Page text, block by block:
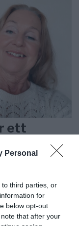
Personal
third parties, or
for
below opt-out
that after your
ett